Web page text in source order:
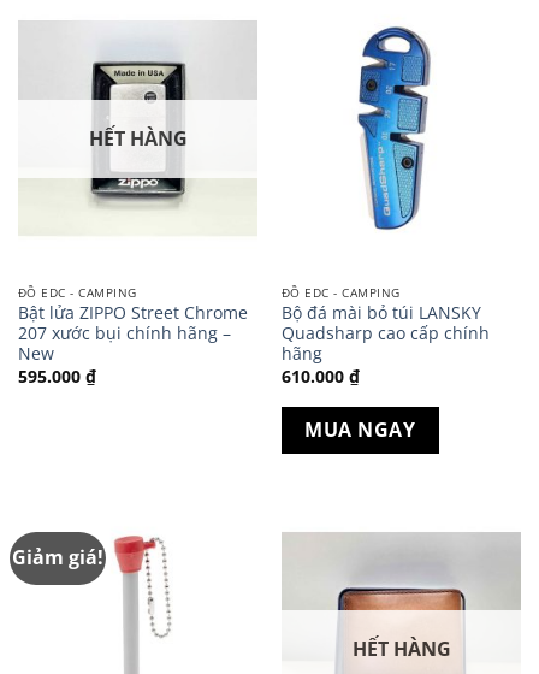
HẾT HÀNG
ĐỒ EDC - CAMPING
Bật lửa ZIPPO Street Chrome
207 xước bụi chính hãng –
New
595.000 ₫
ĐỒ EDC - CAMPING
Bộ đá mài bỏ túi LANSKY
Quadsharp cao cấp chính
hãng
610.000 ₫
MUA NGAY
Giảm giá!
HẾT HÀNG